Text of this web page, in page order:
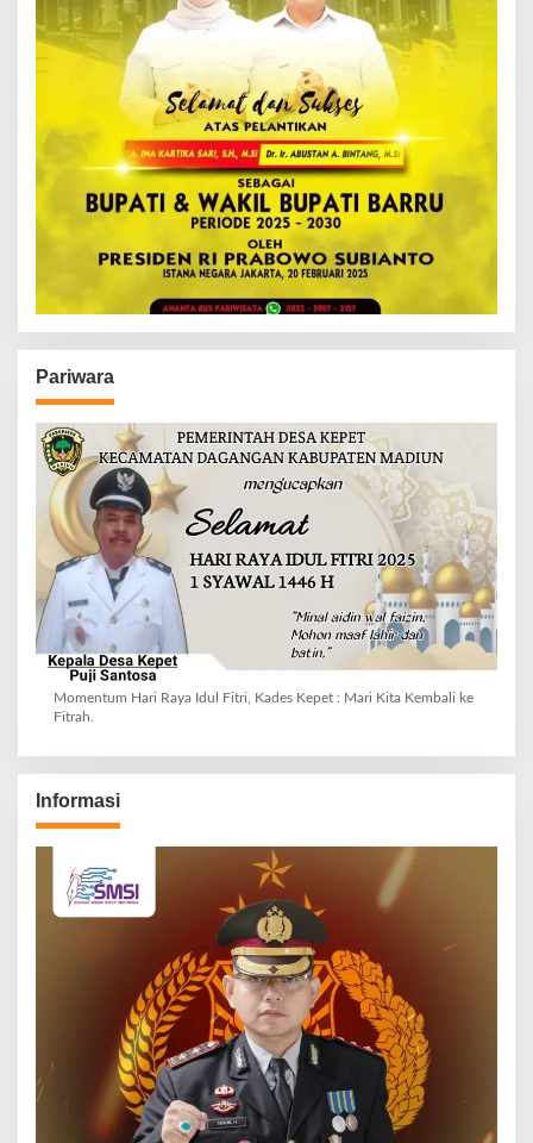
Pariwara
Momentum Hari Raya Idul Fitri, Kades Kepet : Mari Kita Kembali ke
Fitrah.
Informasi